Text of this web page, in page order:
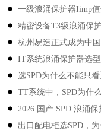
一级浪涌保护器Iimp
精密设备T3级浪涌保
杭州易造正式成为中
雷
IT系统浪涌保护器选
选SPD为什么不能只
防雷
TT系统中，SPD为什
后？-易造防雷
2026 国产 SPD 浪涌
勿只对比价格-易造防
出口配电柜选SPD，